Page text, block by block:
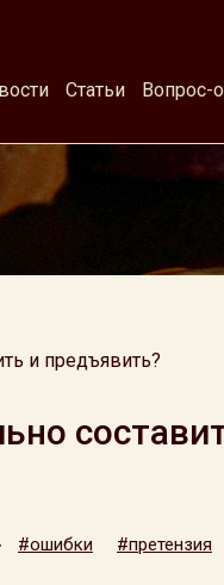
Статьи Вопрос-
и предъявить?
#ошибки #претензия